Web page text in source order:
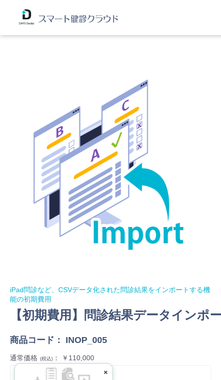
iPad問診など、CSVデータ化された問診結果をインポートする機
能の初期費用
【初期費用】問診結果データインポ
商品コード： INOP_005
通常価格 (税込) ： ￥110,000
×